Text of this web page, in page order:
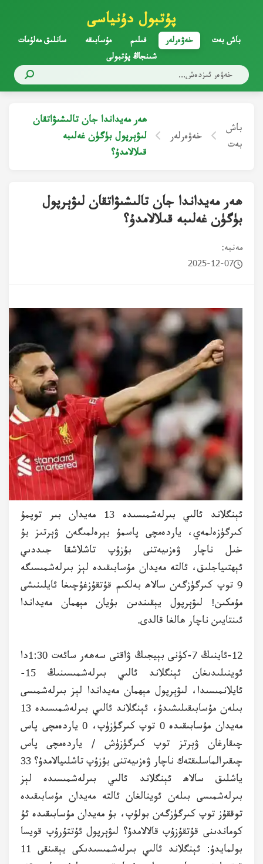
پۇتبول دۇنياسى
باش بەت خەۋەرلەر فىلىم مۇسابىقە
سانلىق مەلۇمات
شىنجاڭ پۇتبولى
باش
بەت
خەۋەرلەر
ھەر مەيداندا جان تالىشىۋاتقان
لىۋېرپول بۈگۈن غەلىبە
قىلالامدۇ؟
ھەر مەيداندا جان تالىشىۋاتقان لىۋېرپول
بۈگۈن غەلىبە قىلالامدۇ؟
مەنبە:
2025-12-07
ئېنگلاند ئالىي بىرلەشمىسىدە 13 مەيدان بىر توپمۇ
كىرگۈزەلمەي، ياردەمچى پاسمۇ بېرەلمىگەن ۋېرتىز بۇ
خىل ناچار ۋەزىيەتنى بۇزۇپ تاشلاشقا جىددىي
ئېھتىياجلىق، ئالتە مەيدان مۇسابىقىدە لېز بىرلەشمىسىگە
9 توپ كىرگۈزگەن سالاھ بەلكىم قۇتقۇزغۇچىغا ئايلىنىشى
مۇمكىن! لىۋېرپول يېقىندىن بۇيان مېھمان مەيداندا
ئىنتايىن ناچار ھالغا قالدى.
12-ئاينىڭ 7-كۈنى بېيجىڭ ۋاقتى سەھەر سائەت 1:30دا
ئوينىلىدىغان ئېنگلاند ئالىي بىرلەشمىسىنىڭ 15-
ئايلانمىسىدا، لىۋېرپول مېھمان مەيداندا لېز بىرلەشمىسى
بىلەن مۇسابىقىلىشىدۇ، ئېنگلاند ئالىي بىرلەشمىسىدە 13
مەيدان مۇسابىقىدە 0 توپ كىرگۈزۈپ، 0 ياردەمچى پاس
چىقارغان ۋېرتز توپ كىرگۈزۈش / ياردەمچى پاس
چىقىرالماسلىقتەك ناچار ۋەزىيەتنى بۇزۇپ تاشلىيالامدۇ؟ 33
ياشلىق سالاھ ئېنگلاند ئالىي بىرلەشمىسىدە لېز
بىرلەشمىسى بىلەن ئوينالغان ئالتە مەيدان مۇسابىقىدە
توققۇز توپ كىرگۈزگەن بولۇپ، بۇ مەيدان مۇسابىقىدە ئۇ
كوماندىنى قۇتقۇزۇپ قالالامدۇ؟ لىۋېرپول ئۇتتۇرۇپ قويسا
بولمايدۇ: ئېنگلاند ئالىي بىرلەشمىسىدىكى يېقىنقى 11